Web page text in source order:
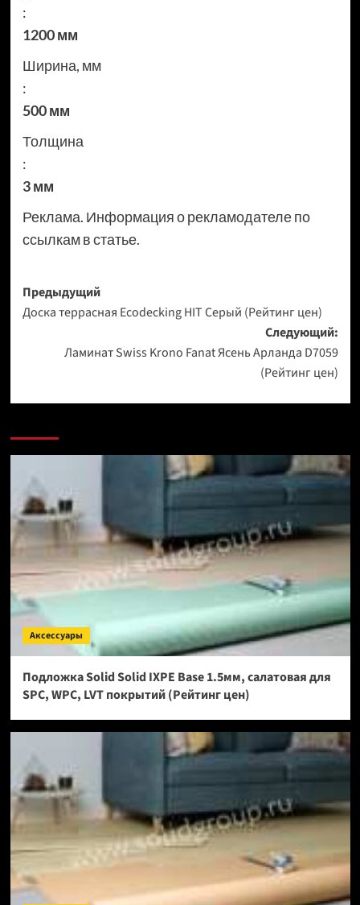
:
1200 мм
Ширина, мм
:
500 мм
Толщина
:
3 мм
Реклама. Информация о рекламодателе по
ссылкам в статье.
Навигация
записи
Предыдущий
Доска террасная Ecodecking HIT Серый (Рейтинг цен)
Следующий:
Ламинат Swiss Krono Fanat Ясень Арланда D7059
(Рейтинг цен)
Аксессуары
Подложка Solid Solid IXPE Base 1.5мм, салатовая для
SPC, WPC, LVT покрытий (Рейтинг цен)